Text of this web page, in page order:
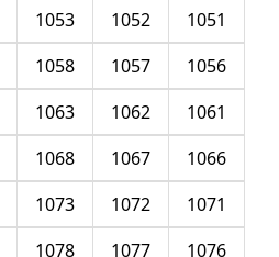
1051
1052
1053
1056
1057
1058
1061
1062
1063
1066
1067
1068
1071
1072
1073
1076
1077
1078